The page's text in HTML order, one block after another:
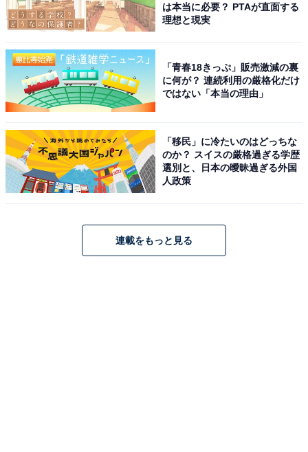
「ピーチメルバ」のシロップ漬けされた白桃の下には、
は本当に必要？ PTAが直面する
理想と現実
「青春18きっぷ」販売激減の裏
に何が？ 連続利用の厳格化だけ
ではない「本当の理由」
「移民」に冷たいのはどっちな
のか？ スイスの厳格過ぎる学歴
選別と、日本の曖昧過ぎる外国
人政策
連載をもっと見る